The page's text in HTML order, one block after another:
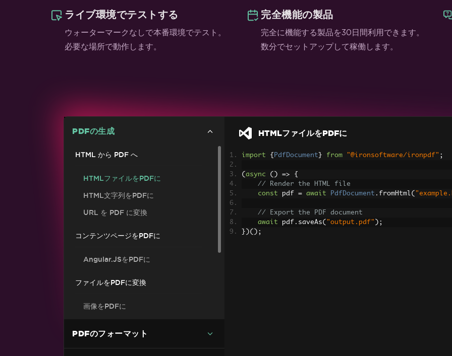
ライブ環境でテストする
ウォーターマークなしで本番環境でテスト。
必要な場所で動作します。
完全機能の製品
完全に機能する製品を30日間利用できます。
数分でセットアップして稼働します。
PDFの生成
HTML から PDF へ
HTMLファイルをPDFに
HTML文字列をPDFに
URL を PDF に変換
コンテンツページをPDFに
Angular.JSをPDFに
ファイルをPDFに変換
画像をPDFに
に変換
PDFのフォーマット
HTMLファイルをPDFに
import { PdfDocument } from "@ironsoftware/ironpdf" ;
( async () =>
{
// Render the HTML file
const pdf = await PdfDocument . fromHtml(
// Export the PDF document
await pdf . saveAs( "output.pdf" );
})();